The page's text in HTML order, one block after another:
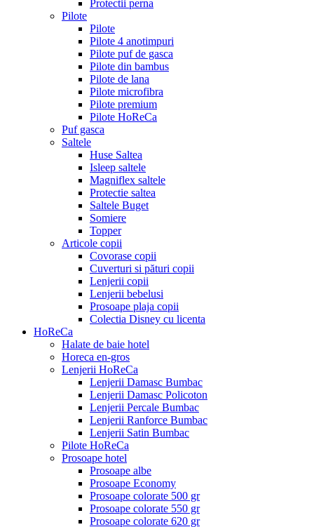
Protectii perna
Pilote
Pilote
Pilote 4 anotimpuri
Pilote puf de gasca
Pilote din bambus
Pilote de lana
Pilote microfibra
Pilote premium
Pilote HoReCa
Puf gasca
Saltele
Huse Saltea
Isleep saltele
Magniflex saltele
Protectie saltea
Saltele Buget
Somiere
Topper
Articole copii
Covorase copii
Cuverturi si pături copii
Lenjerii copii
Lenjerii bebelusi
Prosoape plaja copii
Colectia Disney cu licenta
HoReCa
Halate de baie hotel
Horeca en-gros
Lenjerii HoReCa
Lenjerii Damasc Bumbac
Lenjerii Damasc Policoton
Lenjerii Percale Bumbac
Lenjerii Ranforce Bumbac
Lenjerii Satin Bumbac
Pilote HoReCa
Prosoape hotel
Prosoape albe
Prosoape Economy
Prosoape colorate 500 gr
Prosoape colorate 550 gr
Prosoape colorate 620 gr